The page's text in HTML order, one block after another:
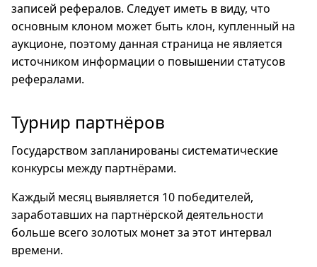
записей рефералов. Следует иметь в виду, что
основным клоном может быть клон, купленный на
аукционе, поэтому данная страница не является
источником информации о повышении статусов
рефералами.
Турнир партнёров
Государством запланированы систематические
конкурсы между партнёрами.
Каждый месяц выявляется 10 победителей,
заработавших на партнёрской деятельности
больше всего золотых монет за этот интервал
времени.